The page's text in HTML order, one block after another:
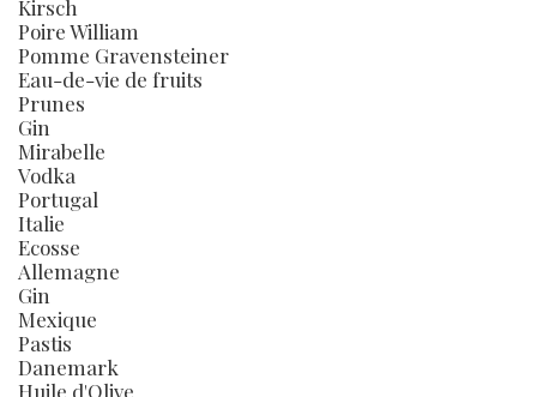
Kirsch
Poire William
Pomme Gravensteiner
Eau-de-vie de fruits
Prunes
Gin
Mirabelle
Vodka
Portugal
Italie
Ecosse
Allemagne
Gin
Mexique
Pastis
Danemark
Huile d'Olive